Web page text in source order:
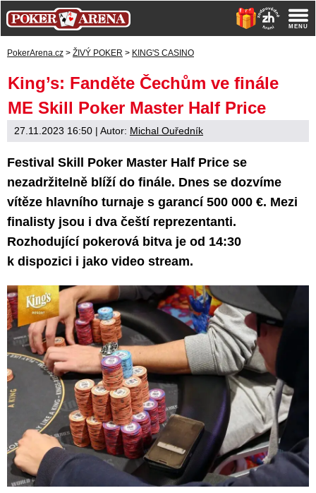
PokerArena.cz > ŽIVÝ POKER > KING'S CASINO
King’s: Fanděte Čechům ve finále
ME Skill Poker Master Half Price
27.11.2023 16:50 | Autor: Michal Ouředník
Festival Skill Poker Master Half Price se
nezadržitelně blíží do finále. Dnes se dozvíme
vítěze hlavního turnaje s garancí 500 000 €. Mezi
finalisty jsou i dva čeští reprezentanti.
Rozhodující pokerová bitva je od 14:30
k dispozici i jako video stream.